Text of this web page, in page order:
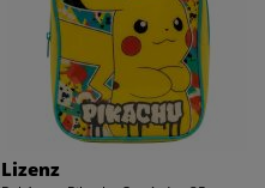
Lizenz